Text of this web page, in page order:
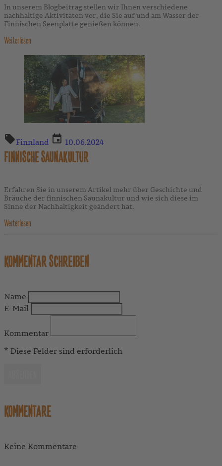
In unserem Blogbeitrag stellen wir Ihnen verschiedene
nachhaltige Aktivitäten vor, die Sie auf und am Wasser der
Finnischen Seenplatte genießen können.
Weiterlesen
Finnland 10.06.2024
FINNISCHE SAUNAKULTUR
Erfahren Sie in unserem Artikel mehr über Geschichte und
Bräuche der finnischen Saunakultur und wie sich diese im
Sinne der Nachhaltigkeit geändert hat.
Weiterlesen
KOMMENTAR SCHREIBEN
Name
E-Mail
Kommentar
* Diese Felder sind erforderlich
KOMMENTARE
Keine Kommentare